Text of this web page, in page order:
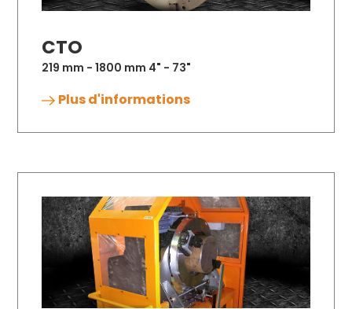
CTO
219 mm - 1800 mm 4" - 73"
Plus d'informations